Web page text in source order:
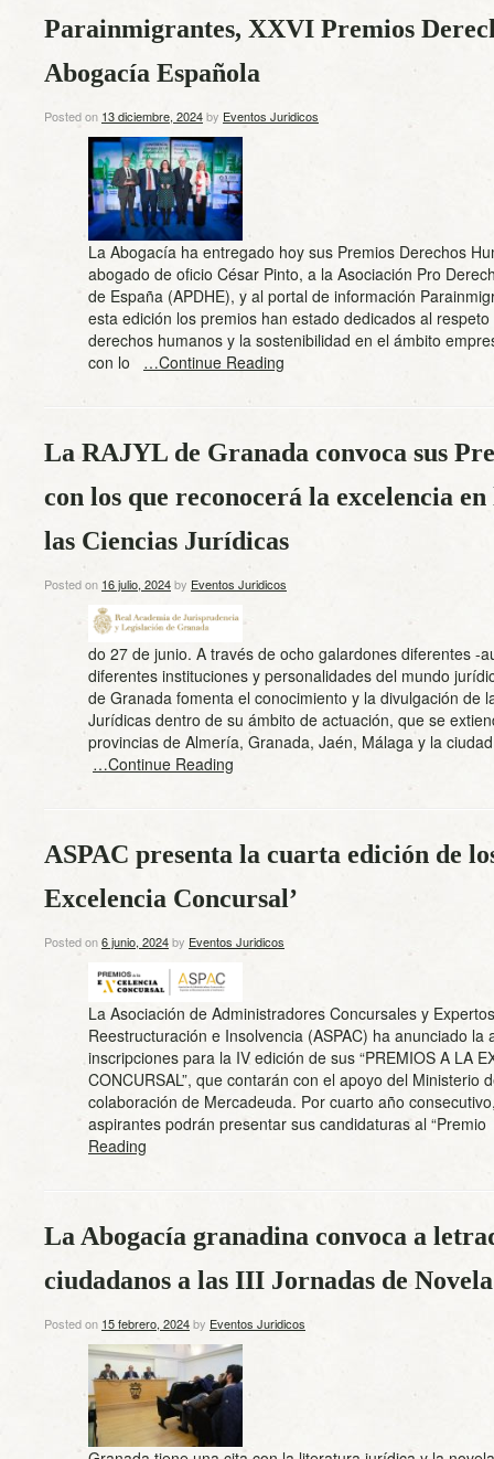
Parainmigrantes, XXVI Premios
Abogacía Española
Posted on 13 diciembre, 2024by Eventos Juridicos
La Abogacía ha entregado hoy sus Premios Derechos
abogado de oficio César Pinto, a la Asociación Pro
de España (APDHE), y al portal de información
esta edición los premios han estado dedicados al respeto
derechos humanos y la sostenibilidad en el ámbito
con lo …Continue Reading
La RAJYL de Granada convoca sus
con los que reconocerá la excelencia
las Ciencias Jurídicas
Posted on 16 julio, 2024by Eventos Juridicos
do 27 de junio. A través de ocho galardones diferentes -
diferentes instituciones y personalidades del mundo
de Granada fomenta el conocimiento y la divulgación de
Jurídicas dentro de su ámbito de actuación, que se
provincias de Almería, Granada, Jaén, Málaga y la
…Continue Reading
ASPAC presenta la cuarta edición de
Excelencia Concursal’
Posted on6 junio, 2024by Eventos Juridicos
La Asociación de Administradores Concursales y
Reestructuración e Insolvencia (ASPAC) ha anunciado la
inscripciones para la IV edición de sus “PREMIOS A LA
CONCURSAL”, que contarán con el apoyo del Ministerio
colaboración de Mercadeuda. Por cuarto año
aspirantes podrán presentar sus candidaturas al
Reading
La Abogacía granadina convoca a
ciudadanos a las III Jornadas de
Posted on 15 febrero, 2024by Eventos Juridicos